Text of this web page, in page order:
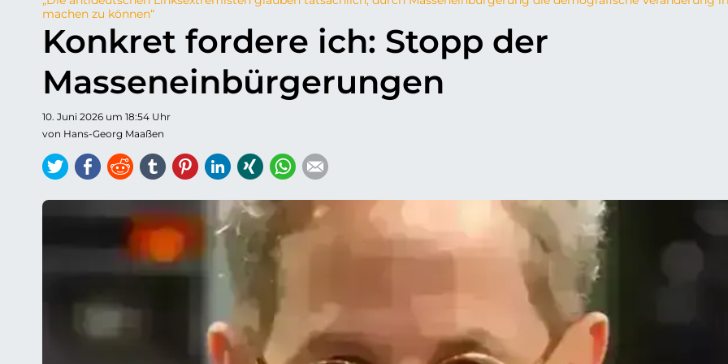
machen zu können“
Konkret fordere ich: Stopp der
Masseneinbürgerungen
10. Juni 2026 um 18:54 Uhr
von Hans-Georg Maaßen
TwitterFacebook
ReddittumblrPinterestLinkedIn
Xing WhatsApp